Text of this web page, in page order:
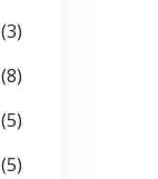
(3)
(8)
(5)
(5)